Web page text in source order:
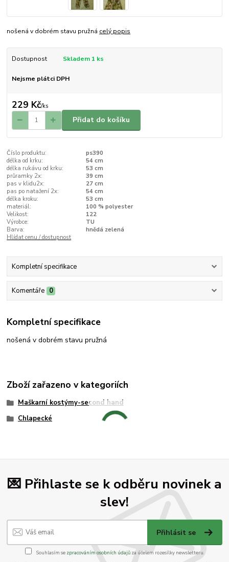
nošená v dobrém stavu pružná celý popis
Dostupnost Skladem 1 ks
Nejsme plátci DPH
229 Kč/ks
Přidat do košíku
Číslo produktu:
ps390
délka od krku:
54 cm
délka rukávu od krku:
53 cm
průramky 2x:
39 cm
pas v klidu2x:
27 cm
pas po natažení 2x:
54 cm
délka kroku:
53 cm
materiál:
100 % polyester
Velikost:
122
Výrobce:
TU
Barva:
hnědá zelená
Hlídat cenu / dostupnost
Kompletní specifikace
Komentáře 0
Kompletní specifikace
nošená v dobrém stavu pružná
Zboží zařazeno v kategoriích
Maškarní kostýmy-second hand
Chlapecké
💌 Přihlaste se k odběru novinek a
slev!
Přihlásit se
Souhlasím se zpracováním osobních údajůza účelem rozesílky newsletteru.